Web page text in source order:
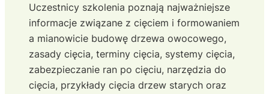
Uczestnicy szkolenia poznają najważniejsze
informacje związane z cięciem i formowaniem
a mianowicie budowę drzewa owocowego,
zasady cięcia, terminy cięcia, systemy cięcia,
zabezpieczanie ran po cięciu, narzędzia do
cięcia, przykłady cięcia drzew starych oraz